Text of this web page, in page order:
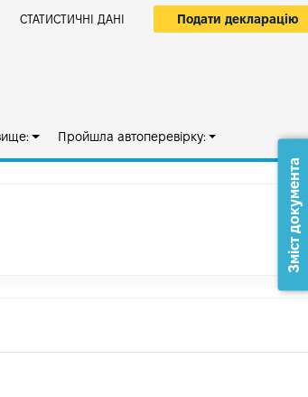
СТАТИСТИЧНІ ДАНІ Подати декларацію
Пройшла автоперевірку:
Зміст документа